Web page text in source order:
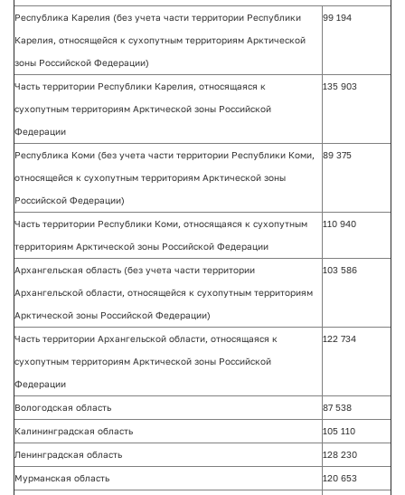
Республика Карелия (без учета части территории Республики
Карелия, относящейся к сухопутным территориям Арктической
зоны Российской Федерации)
99 194
Часть территории Республики Карелия, относящаяся к
сухопутным территориям Арктической зоны Российской
Федерации
135 903
Республика Коми (без учета части территории Республики Коми,
относящейся к сухопутным территориям Арктической зоны
Российской Федерации)
89 375
Часть территории Республики Коми, относящаяся к сухопутным
территориям Арктической зоны Российской Федерации
110 940
Архангельская область (без учета части территории
Архангельской области, относящейся к сухопутным территориям
Арктической зоны Российской Федерации)
103 586
Часть территории Архангельской области, относящаяся к
сухопутным территориям Арктической зоны Российской
Федерации
122 734
Вологодская область 87 538
Калининградская область 105 110
Ленинградская область 128 230
Мурманская область 120 653